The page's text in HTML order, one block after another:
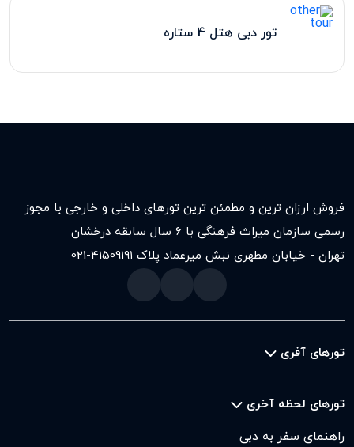
تور دبی هتل 4 ستاره
فروش ارزان ترین و مطمئن ترین تورهای داخلی و خارجی با مجوز
رسمی سازمان میراث فرهنگی با ۶ سال سابقه درخشان
تهران - خیابان مطهری نبش میرعماد پلاک ۱۹۱
021-41509
تورهای آفری
تورهای لحظه آخری
راهنمای سفر به دبی